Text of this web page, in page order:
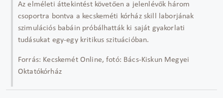
Az elméleti áttekintést követően a jelenlévők három
csoportra bontva a kecskeméti kórház skill laborjának
szimulációs babáin próbálhatták ki saját gyakorlati
tudásukat egy-egy kritikus szituációban.
Forrás: Kecskemét Online, fotó: Bács-Kiskun Megyei
Oktatókórház